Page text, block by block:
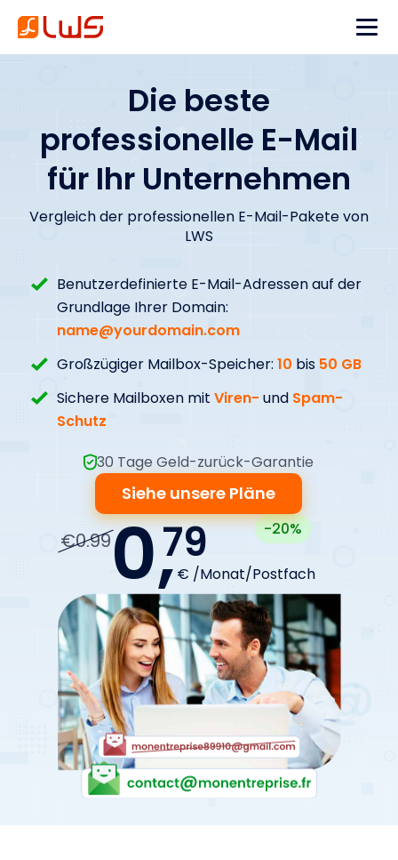
Die beste
professionelle E-Mail
für Ihr Unternehmen
Vergleich der professionellen E-Mail-Pakete von
LWS
Benutzerdefinierte E-Mail-Adressen auf der
Grundlage Ihrer Domain:
name@yourdomain.com
Großzügiger Mailbox-Speicher: 10 bis 50 GB
Sichere Mailboxen mit Viren- und Spam-
Schutz
€0.990,79
€ /Monat/Postfach
-20%
Siehe unsere Pläne
30 Tage Geld-zurück-Garantie